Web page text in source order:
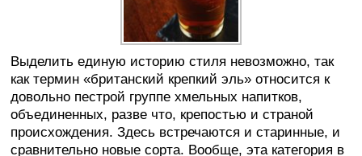
Выделить единую историю стиля невозможно, так
как термин «британский крепкий эль» относится к
довольно пестрой группе хмельных напитков,
объединенных, разве что, крепостью и страной
происхождения. Здесь встречаются и старинные, и
сравнительно новые сорта. Вообще, эта категория в